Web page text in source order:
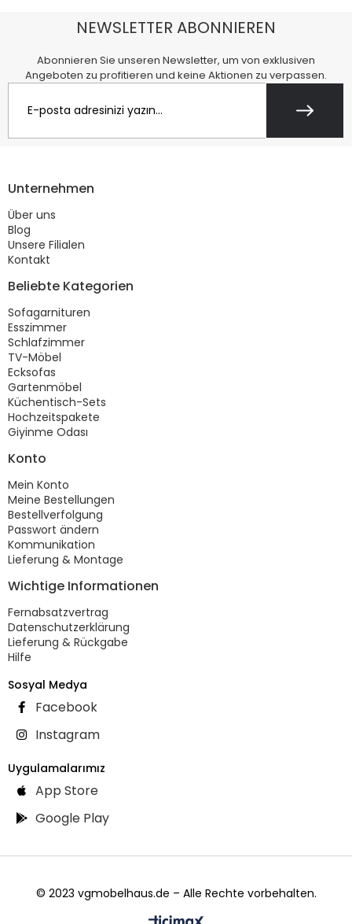
NEWSLETTER ABONNIEREN
Abonnieren Sie unseren Newsletter, um von exklusiven
Angeboten zu profitieren und keine Aktionen zu verpassen.
Unternehmen
Über uns
Blog
Unsere Filialen
Kontakt
Beliebte Kategorien
Sofagarnituren
Esszimmer
Schlafzimmer
TV-Möbel
Ecksofas
Gartenmöbel
Küchentisch-Sets
Hochzeitspakete
Giyinme Odası
Konto
Mein Konto
Meine Bestellungen
Bestellverfolgung
Passwort ändern
Kommunikation
Lieferung & Montage
Wichtige Informationen
Fernabsatzvertrag
Datenschutzerklärung
Lieferung & Rückgabe
Hilfe
Sosyal Medya
Facebook
Instagram
Uygulamalarımız
App Store
Google Play
© 2023 vgmobelhaus.de – Alle Rechte vorbehalten.